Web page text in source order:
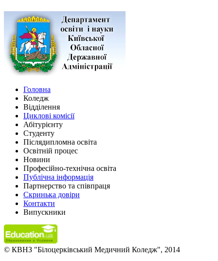
Головна
Коледж
Відділення
Циклові комісії
Абітурієнту
Студенту
Післядипломна освіта
Освітній процес
Новини
Професійно-технічна освіта
Публічна інформація
Партнерство та співпраця
Скринька довіри
Контакти
Випускники
© КВНЗ "Білоцерківський Медичний Коледж", 2014